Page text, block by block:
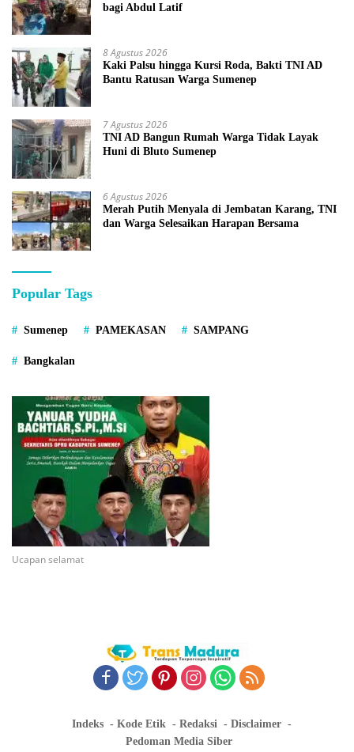
bagi Abdul Latif
8 Agustus 2026
Kaki Palsu hingga Kursi Roda, Bakti TNI AD
Bantu Ratusan Warga Sumenep
7 Agustus 2026
TNI AD Bangun Rumah Warga Tidak Layak
Huni di Bluto Sumenep
6 Agustus 2026
Merah Putih Menyala di Jembatan Karang, TNI
dan Warga Selesaikan Harapan Bersama
Popular Tags
Sumenep PAMEKASAN SAMPANG
Bangkalan
Ucapan selamat
Indeks Kode Etik Redaksi
Disclaimer
Pedoman Media Siber